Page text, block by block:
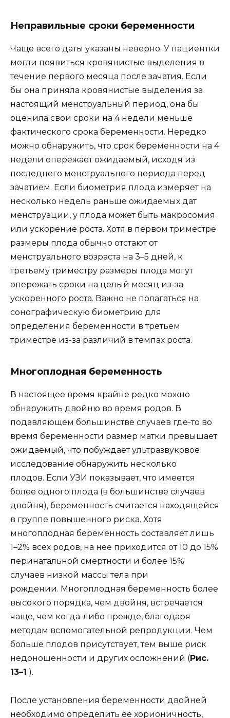
Неправильные сроки беременности
Чаще всего даты указаны неверно. У пациентки
могли появиться кровянистые выделения в
течение первого месяца после зачатия. Если
бы она приняла кровянистые выделения за
настоящий менструальный период, она бы
оценила свои сроки на 4 недели меньше
фактического срока беременности. Нередко
можно обнаружить, что срок беременности на 4
недели опережает ожидаемый, исходя из
последнего менструального периода перед
зачатием. Если биометрия плода измеряет на
несколько недель раньше ожидаемых дат
менструации, у плода может быть макросомия
или ускорение роста. Хотя в первом триместре
размеры плода обычно отстают от
менструального возраста на 3–5 дней, к
третьему триместру размеры плода могут
опережать сроки на целый месяц из-за
ускоренного роста. Важно не полагаться на
сонографическую биометрию для
определения беременности в третьем
триместре из-за различий в темпах роста.
Многоплодная беременность
В настоящее время крайне редко можно
обнаружить двойню во время родов. В
подавляющем большинстве случаев где-то во
время беременности размер матки превышает
ожидаемый, что побуждает ультразвуковое
исследование обнаружить несколько
плодов. Если УЗИ показывает, что имеется
более одного плода (в большинстве случаев
двойня), беременность считается находящейся
в группе повышенного риска. Хотя
многоплодная беременность составляет лишь
1–2% всех родов, на нее приходится от 10 до 15%
перинатальной смертности и более 15%
случаев низкой массы тела при
рождении. Многоплодная беременность более
высокого порядка, чем двойня, встречается
чаще, чем когда-либо прежде, благодаря
методам вспомогательной репродукции. Чем
больше плодов присутствует, тем выше риск
недоношенности и других осложнений (Рис.
13–1 ).
После установления беременности двойней
необходимо определить ее хорионичность,